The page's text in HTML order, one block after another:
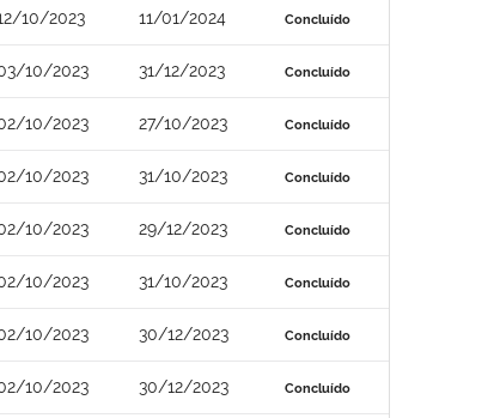
10/2023 11/01/2024 Concluído
10/2023 31/12/2023 Concluído
10/2023 27/10/2023 Concluído
10/2023 31/10/2023 Concluído
10/2023 29/12/2023 Concluído
10/2023 31/10/2023 Concluído
10/2023 30/12/2023 Concluído
10/2023 30/12/2023 Concluído